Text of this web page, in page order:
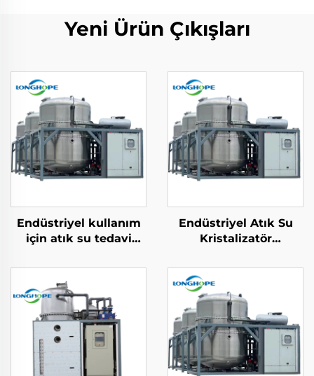
Yeni Ürün Çıkışları
Endüstriyel kullanım
için atık su tedavi
Buharlaştırıcı makine
üretimi tesisi
Endüstriyel Atık Su
Kristalizatör
Konsantrasyon ve
Çıkarım Makinesi Sıfır
Sıvı Atık Veren ZLD